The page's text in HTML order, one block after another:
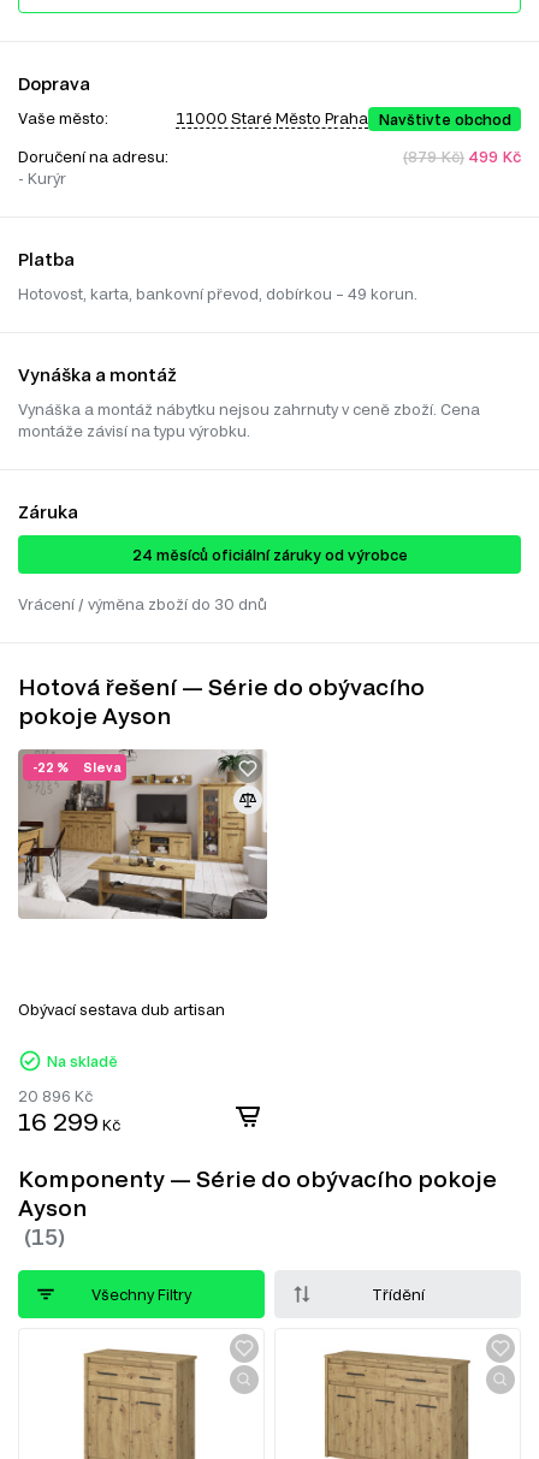
Doprava
Vaše město: 11000 Staré Město Praha Navštivte obchod
Doručení na adresu:
- Kurýr
(879 Kč) 499 Kč
Platba
Hotovost, karta, bankovní převod, dobírkou – 49 korun.
Vynáška a montáž
Vynáška a montáž nábytku nejsou zahrnuty v ceně zboží. Cena
montáže závisí na typu výrobku.
Záruka
24 ​​​​měsíců oficiální záruky od výrobce
Vrácení / výměna zboží do 30 dnů
Hotová řešení — Série do obývacího
pokoje Ayson
Sleva
-22 %
Obývací sestava dub artisan
Na skladě
20 896 Kč
16 299 Kč
Komponenty — Série do obývacího pokoje
Ayson
Všechny Filtry Třídění